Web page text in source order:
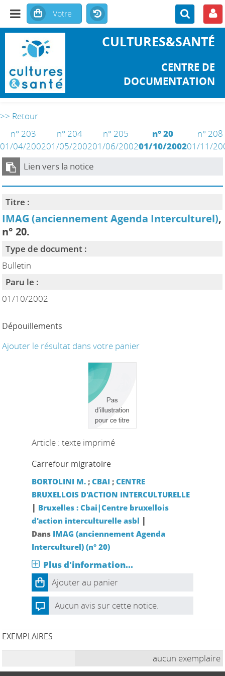
CULTURES&SANTÉ
CENTRE DE
DOCUMENTATION
>> Retour
n° 203
01/04/2002
n° 204
01/05/2002
n° 205
01/06/2002
n° 20
01/10/2002
n° 208
01/11/
Lien vers la notice
Titre :
IMAG (anciennement Agenda Interculturel),
n° 20.
Type de document :
Bulletin
Paru le :
01/10/2002
Dépouillements
Ajouter le résultat dans votre panier
Article : texte imprimé
Carrefour migratoire
BORTOLINI M. ;CBAI ;CENTRE
BRUXELLOIS D'ACTION INTERCULTURELLE
| Bruxelles : Cbai|Centre bruxellois
d'action interculturelle asbl |
Dans IMAG (anciennement Agenda
Interculturel) (n° 20)
Plus d'information...
Ajouter au panier
Aucun avis sur cette notice.
EXEMPLAIRES
aucun exemplaire